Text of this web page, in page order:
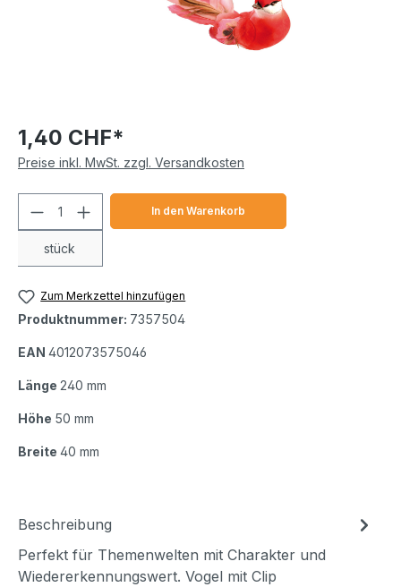
1,40 CHF*
Preise inkl. MwSt. zzgl. Versandkosten
Produkt Anzahl: Gib den
stück
In den Warenkorb
Zum Merkzettel hinzufügen
Produktnummer: 7357504
EAN 4012073575046
Länge 240 mm
Höhe 50 mm
Breite 40 mm
Beschreibung
Perfekt für Themenwelten mit Charakter und
Wiedererkennungswert. Vogel mit Clip